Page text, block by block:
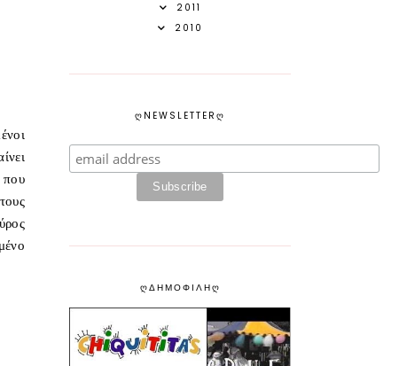
που
2011
2010
ᲦNEWSLETTERᲦ
ᲦΔΗΜΟΦΙΛΗᲦ